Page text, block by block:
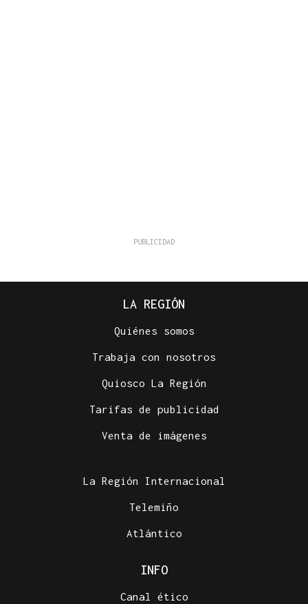
LA REGIÓN
Quiénes somos
Trabaja con nosotros
Quiosco La Región
Tarifas de publicidad
Venta de imágenes
La Región Internacional
Telemiño
Atlántico
INFO
Canal ético